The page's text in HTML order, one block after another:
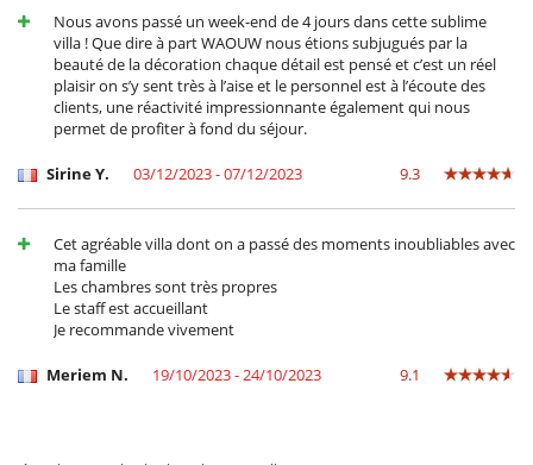
Zusatzbett für Kinder auf Anfrage erhältlich
Küche und Ausstattung
Bügeleisen
Doppelkühlschrank
Indoor-Plancha
Kaffeemaschine (Kapsel)
Wäschetrockner
Waschmaschine
Zentrifugenentsafter
Personal
Villa mit Personal
Nous avons passé un week-end de 4 jours dans cette sublime
villa ! Que dire à part WAOUW nous étions subjugués par la
beauté de la décoration chaque détail est pensé et c’est un réel
plaisir on s’y sent très à l’aise et le personnel est à l’écoute des
clients, une réactivité impressionnante également qui nous
permet de profiter à fond du séjour.
Sirine Y. 03/12/2023 - 07/12/2023 9.3
Cet agréable villa dont on a passé des moments inoubliables avec
ma famille
Les chambres sont très propres
Le staff est accueillant
Je recommande vivement
Meriem N. 19/10/2023 - 24/10/2023 9.1